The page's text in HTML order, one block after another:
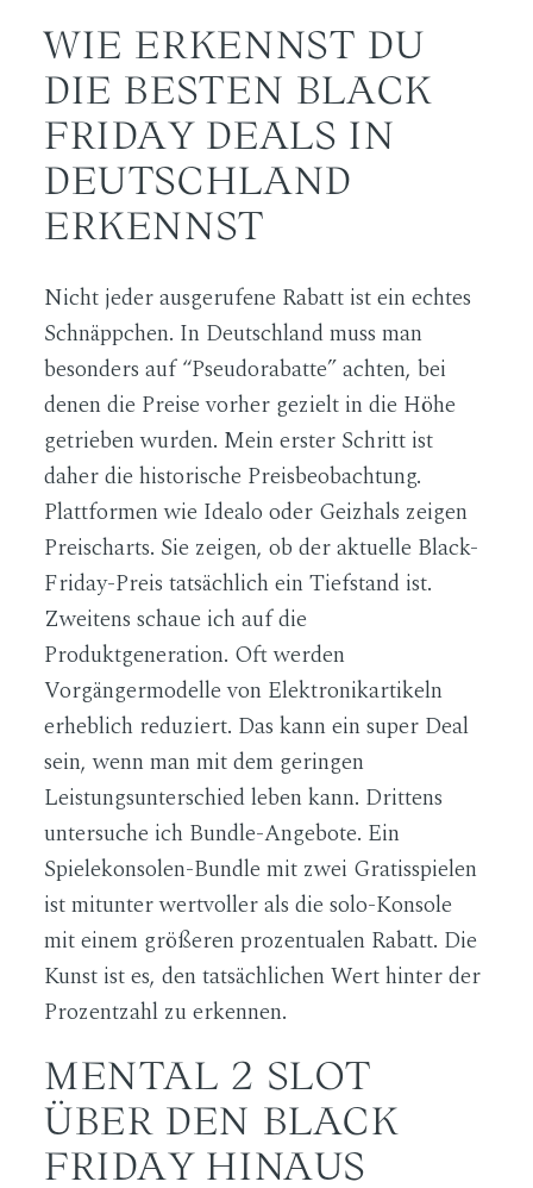
WIE ERKENNST DU
DIE BESTEN BLACK
FRIDAY DEALS IN
DEUTSCHLAND
ERKENNST
Nicht jeder ausgerufene Rabatt ist ein echtes
Schnäppchen. In Deutschland muss man
besonders auf “Pseudorabatte” achten, bei
denen die Preise vorher gezielt in die Höhe
getrieben wurden. Mein erster Schritt ist
daher die historische Preisbeobachtung.
Plattformen wie Idealo oder Geizhals zeigen
Preischarts. Sie zeigen, ob der aktuelle Black-
Friday-Preis tatsächlich ein Tiefstand ist.
Zweitens schaue ich auf die
Produktgeneration. Oft werden
Vorgängermodelle von Elektronikartikeln
erheblich reduziert. Das kann ein super Deal
sein, wenn man mit dem geringen
Leistungsunterschied leben kann. Drittens
untersuche ich Bundle-Angebote. Ein
Spielekonsolen-Bundle mit zwei Gratisspielen
ist mitunter wertvoller als die solo-Konsole
mit einem größeren prozentualen Rabatt. Die
Kunst ist es, den tatsächlichen Wert hinter der
Prozentzahl zu erkennen.
MENTAL 2 SLOT
ÜBER DEN BLACK
FRIDAY HINAUS